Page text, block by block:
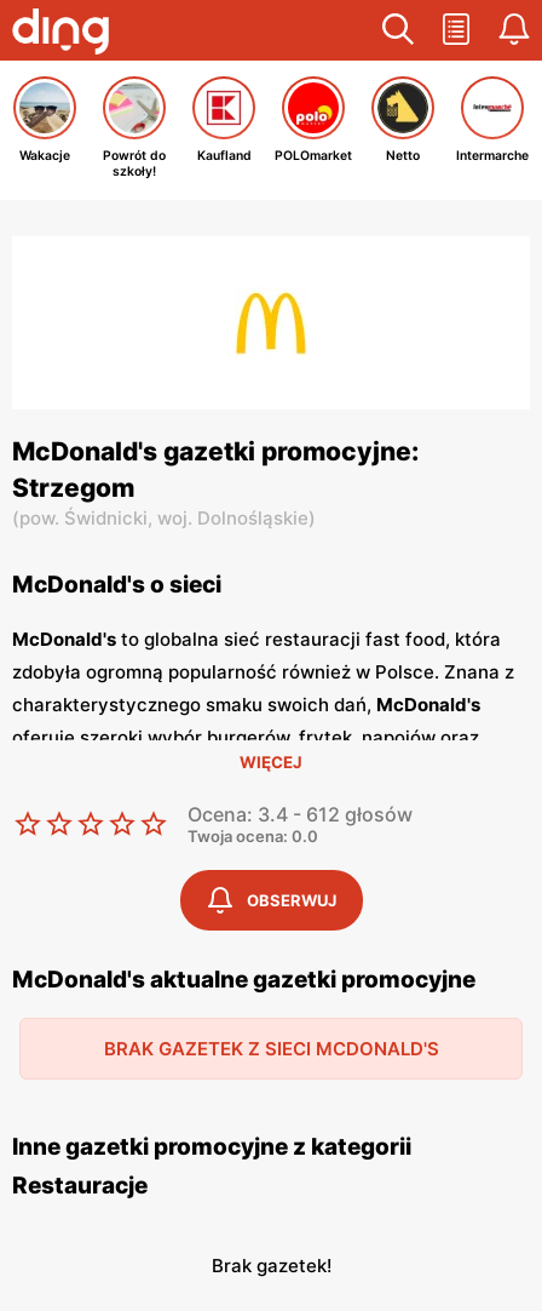
Wakacje
Powrót do
szkoły!
Kaufland POLOmarket Netto Intermarche
McDonald's gazetki promocyjne:
Strzegom
(pow. Świdnicki, woj. Dolnośląskie)
McDonald's o sieci
McDonald's to globalna sieć restauracji fast food, która
zdobyła ogromną popularność również w Polsce. Znana z
charakterystycznego smaku swoich dań, McDonald's
oferuje szeroki wybór burgerów, frytek, napojów oraz
deserów, które zaspokajają gusta nawet najbardziej
wymagających klientów. Restauracje
McDonald's
doskonałe miejsce na szybki posiłek w przyjaznej
McDonald'sregularnie pojawiają się
promocje
oraz specjalne oferty, które
pozwalają na spróbowanie ulubionych dań w jeszcze
bardziej atrakcyjnych cenach. Sieć wydaje również
, które informują o najnowszych
promocje
i korzystać z
handlowych, jak i w samodzielnych lokalizacjach. Sieć ta
stawia na wysoką jakość obsługi oraz komfort klientów, co
McDonald'sangażuje się również w
WIĘCEJ
Ocena: 3.4 - 612 głosów
Twoja ocena: 0.0
OBSERWUJ
McDonald's aktualne gazetki promocyjne
BRAK GAZETEK Z SIECI MCDONALD'S
Inne gazetki promocyjne z kategorii
Restauracje
Brak gazetek!